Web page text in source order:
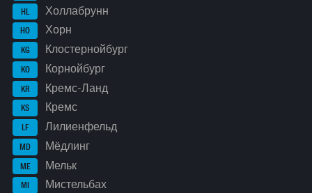
HL Холлабрунн
HO Хорн
KG Клостернойбург
KO Корнойбург
KR Кремс-Ланд
KS Кремс
LF Лилиенфельд
MD Мёдлинг
ME Мельк
MI Мистельбах